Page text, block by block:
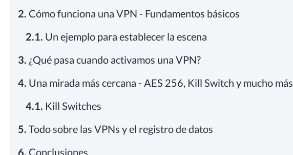
2. Cómo funciona una VPN - Fundamentos básicos
2.1. Un ejemplo para establecer la escena
3. ¿Qué pasa cuando activamos una VPN?
4. Una mirada más cercana - AES 256, Kill Switch y mucho más
4.1. Kill Switches
5. Todo sobre las VPNs y el registro de datos
6. Conclusiones